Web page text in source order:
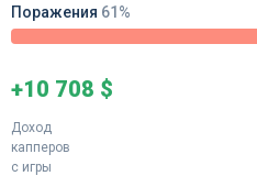
Поражения 61%
+10 708 $
Доход
капперов
с игры